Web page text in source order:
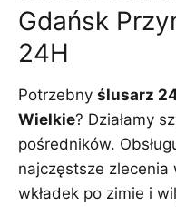
Gdańsk
24H
Potrzebny ślusarz
Wielkie? Działamy
pośredników.
najczęstsze
wkładek po zimie i